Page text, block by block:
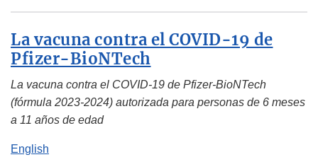
La vacuna contra el COVID-19 de
Pfizer-BioNTech
La vacuna contra el COVID-19 de Pfizer-BioNTech
(fórmula 2023-2024) autorizada para personas de 6 meses
a 11 años de edad
English